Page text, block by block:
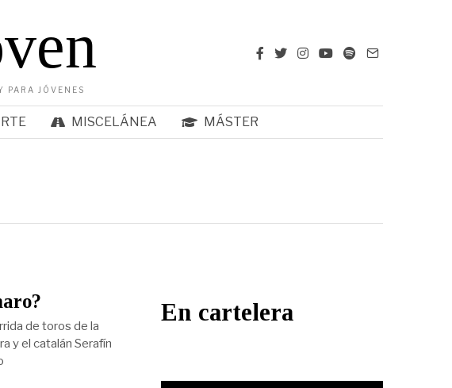
PARA JÓVENES
MISCELÁNEA MÁSTER
de toros de la
y el catalán Serafín
En cartelera